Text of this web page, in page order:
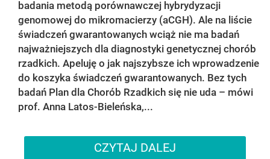
badania metodą porównawczej hybrydyzacji
genomowej do mikromacierzy (aCGH). Ale na liście
świadczeń gwarantowanych wciąż nie ma badań
najważniejszych dla diagnostyki genetycznej chorób
rzadkich. Apeluję o jak najszybsze ich wprowadzenie
do koszyka świadczeń gwarantowanych. Bez tych
badań Plan dla Chorób Rzadkich się nie uda – mówi
prof. Anna Latos-Bieleńska,...
CZYTAJ DALEJ